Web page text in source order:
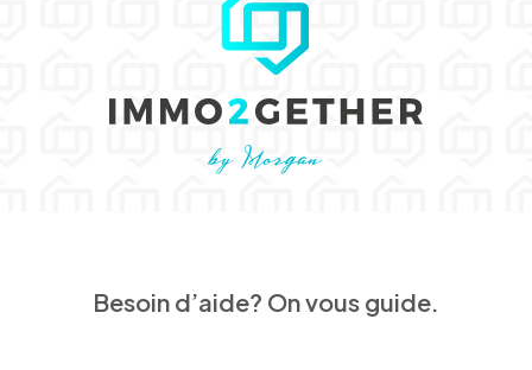
Besoin d’aide? On vous guide.